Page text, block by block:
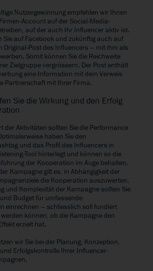
Nutzergewinnung empfehlen wir Ihnen
Account auf der Social-Media-
auf der auch Ihr Influencer aktiv ist.
Sie auf Facebook und zukünftig auch auf
Original-Post des Influencers – mit ihm als
Somit können Sie die Reichweite
Zielgruppe vergrössern. Der Post enthält
eine Information mit dem Verweis
Partnerschaft mit Ihrer Firma.
Sie die Wirkung und den Erfolg
der Aktivitäten sollten Sie die Performance
haben Sie den
und das Profil des Influencers in
Tool hinterlegt und können so die
der Kooperation im Auge behalten.
Kampagne gilt es, in Abhängigkeit der
die Kooperation auszuwerten.
und Komplexität der Kampagne sollten Sie
Budget für umfassende
einrechnen – schliesslich soll fundiert
können, ob die Kampagne den
erzielt hat.
wir Sie bei der Planung, Konzeption,
Erfolgskontrolle Ihrer Influencer-